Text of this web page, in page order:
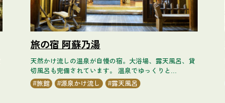
旅の宿 阿蘇乃湯
天然かけ流しの温泉が自慢の宿。大浴場、露天風呂、貸
切風呂も完備されています。 温泉でゆっくりと...
旅館
源泉かけ流し 露天風呂